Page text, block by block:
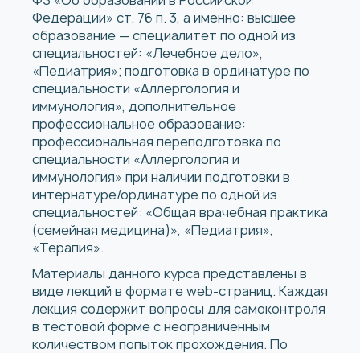
Федерации» ст. 76 п. 3, а именно: высшее
образование — специалитет по одной из
специальностей: «Лечебное дело»,
«Педиатрия»; подготовка в ординатуре по
специальности «Аллергология и
иммунология», дополнительное
профессиональное образование:
профессиональная переподготовка по
специальности «Аллергология и
иммунология» при наличии подготовки в
интернатуре/ординатуре по одной из
специальностей: «Общая врачебная практика
(семейная медицина)», «Педиатрия»,
«Терапия».
Материалы данного курса представлены в
виде лекций в формате web-страниц. Каждая
лекция содержит вопросы для самоконтроля
в тестовой форме с неограниченным
количеством попыток прохождения. По